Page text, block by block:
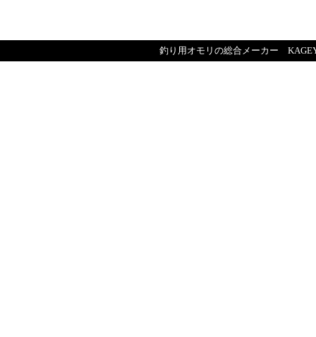
釣り用オモリの総合メーカー